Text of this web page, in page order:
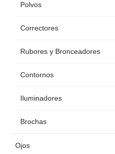
Polvos
Correctores
Rubores y Bronceadores
Contornos
Iluminadores
Brochas
Ojos